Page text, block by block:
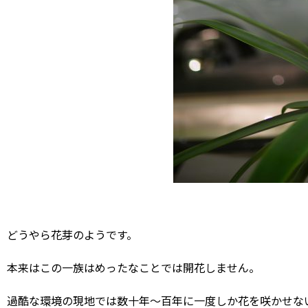
どうやら花芽のようです。
本来はこの一族はめったなことでは開花しません。
過酷な環境の現地では数十年～百年に一度しか花を咲かせな